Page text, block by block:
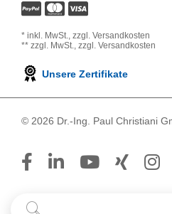
* inkl. MwSt., zzgl. Versandkosten
** zzgl. MwSt., zzgl. Versandkosten
Unsere Zertifikate
© 2026 Dr.-Ing. Paul Christiani